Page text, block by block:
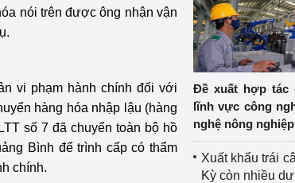
Cơ sở sản xuất, sửa chữa chai chứa
Tổ chức huấn luyện, bồi dưỡng
nghiệp vụ kiểm định kỹ thuật an toàn
lao động
tiết kiệm và
Hiệu quả năng lượng
Video bảo vệ môi trường
nói trên được ông nhận vận
vi phạm hành chính đối với
hàng hóa nhập lậu (hàng
số 7 đã chuyển toàn bộ hồ
Bình để trình cấp có thẩm
chính.
Đề xuất hợp tác
lĩnh vực công
nghệ nông nghiệp
Xuất khẩu trái
Kỳ còn nhiều